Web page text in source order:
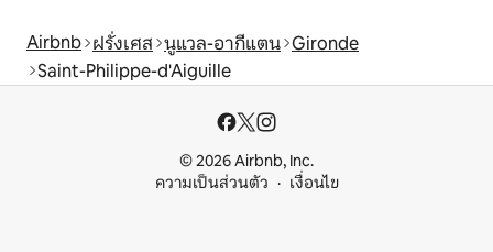
Airbnb ฝรั่งเศส นูแวล-อากีแตน Gironde
Saint-Philippe-d'Aiguille
© 2026 Airbnb, Inc.
ความเป็นส่วนตัว
เงื่อนไข